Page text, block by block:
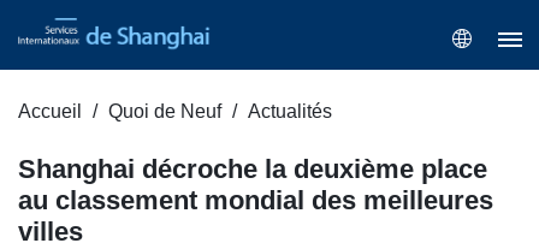
Accueil Quoi de Neuf Actualités
Shanghai décroche la deuxième place
au classement mondial des meilleures
villes